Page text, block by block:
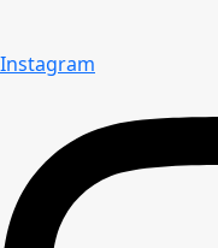
Instagram